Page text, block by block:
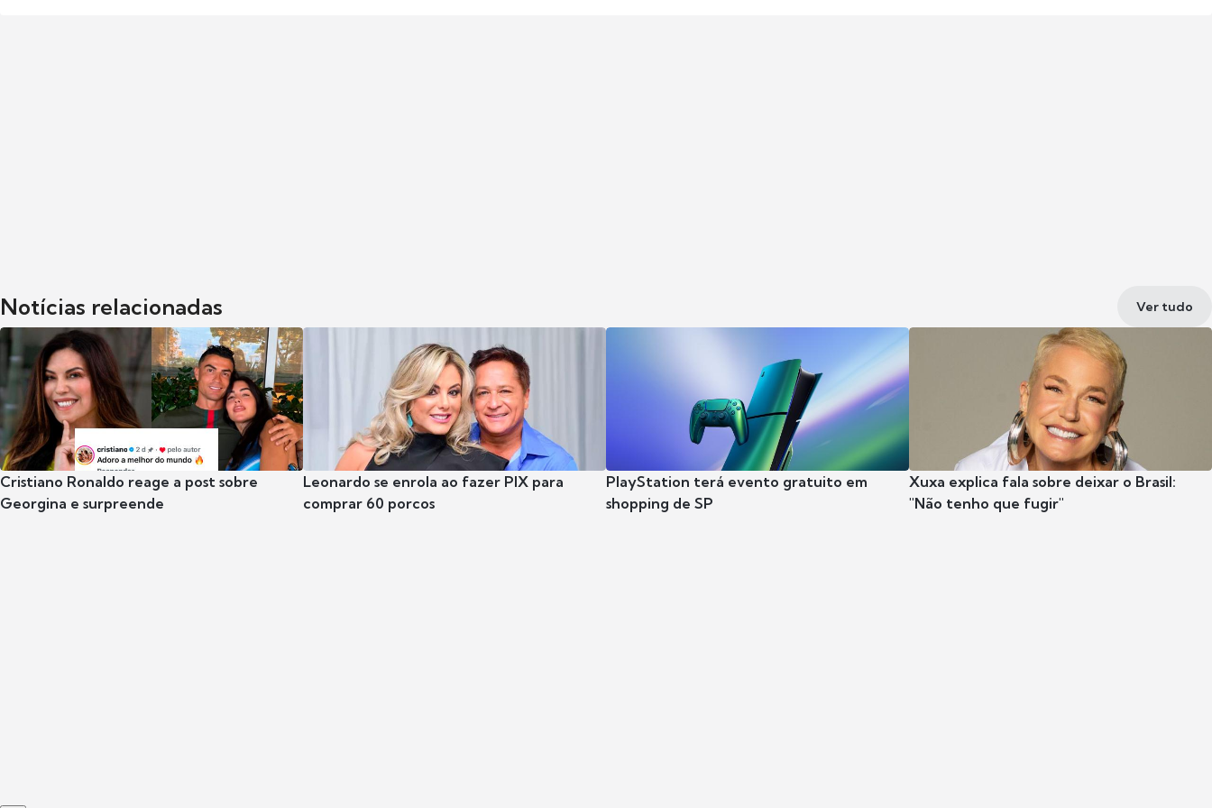
Notícias relacionadas Ver tudo
Cristiano Ronaldo reage a post sobre
Georgina e surpreende
Leonardo se enrola ao fazer PIX para
comprar 60 porcos
PlayStation terá evento gratuito em
shopping de SP
Xuxa explica fala sobre deixar o Brasil:
"Não tenho que fugir"